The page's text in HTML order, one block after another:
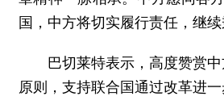
国，中方将切实履行责任，继
巴切莱特表示，高度赞赏
原则，支持联合国通过改革进